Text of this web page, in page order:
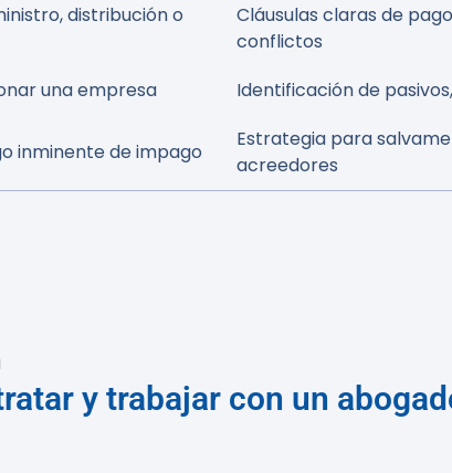
distribución o
Cláusulas claras de
conflictos
una empresa
Identificación de
inminente de impago
Estrategia para
acreedores
y trabajar con un